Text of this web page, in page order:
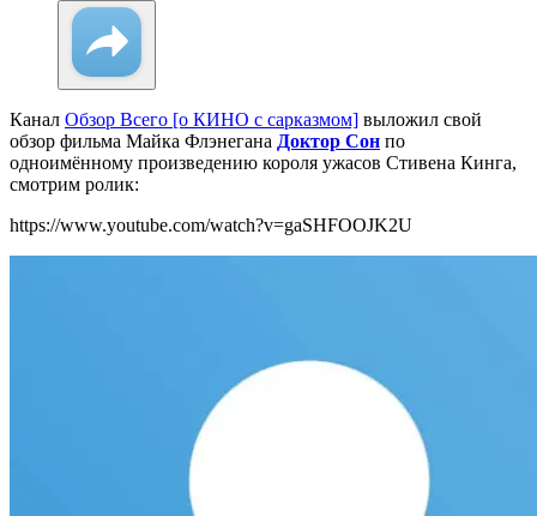
Канал Обзор Всего [о КИНО с сарказмом] выложил свой
обзор фильма Майка Флэнегана Доктор Сон по
одноимённому произведению короля ужасов Стивена Кинга,
смотрим ролик:
https://www.youtube.com/watch?v=gaSHFOOJK2U